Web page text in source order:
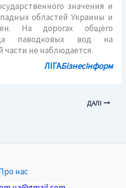
значения и
областей Украины и
На дорогах общего
паводковых вод на
части не наблюдается.
ЛIГАБiзнесIнформ
ДАЛІ
нас